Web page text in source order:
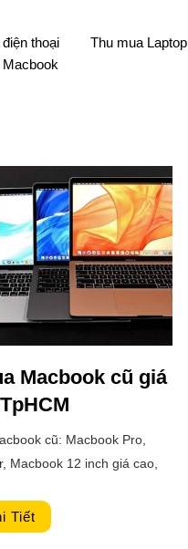
thoại Thu mua Laptop
Macbook cũ giá
cũ: Macbook Pro,
Macbook 12 inch giá cao,
thủ tục thanh toán tiền
Tiết